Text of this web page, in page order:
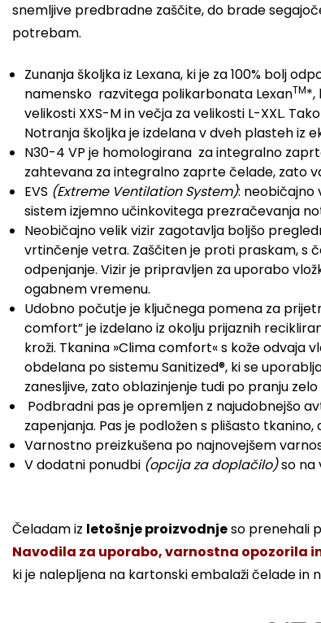
snemljive predbradne zaščite, do brade
potrebam.
Zunanja školjka iz Lexana, ki je za 100% bolj
namensko razvitega polikarbonata LexanTM*,
velikosti XXS-M in večja za velikosti L-XXL.
Notranja školjka je izdelana v dveh plasteh iz
N30-4 VP je homologirana za integralno
zahtevana za integralno zaprte čelade, zato
EVS (Extreme Ventilation System): neobičajno
sistem izjemno učinkovitega prezračevanja
Neobičajno velik vizir zagotavlja boljšo
vrtinčenje vetra. Zaščiten je proti praskam, s
odpenjanje. Vizir je pripravljen za uporabo
ogabnem vremenu.
Udobno počutje je ključnega pomena za
comfort” je izdelano iz okolju prijaznih
kroži. Tkanina »Clima comfort« s kože odvaja
obdelana po sistemu Sanitized®, ki se
zanesljive, zato oblazinjenje tudi po pranju
Podbradni pas je opremljen z najudobnejšo
zapenjanja. Pas je podložen s plišasto
Varnostno preizkušena po najnovejšem
V dodatni ponudbi (opcija za doplačilo)so na
Čeladam iz letošnje proizvodnjeso prenehali
Navodila za uporabo, varnostna opozorila
ki je nalepljena na kartonski embalaži čelade in